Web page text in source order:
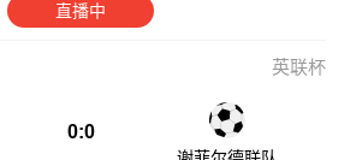
直播中
英联杯
0:0